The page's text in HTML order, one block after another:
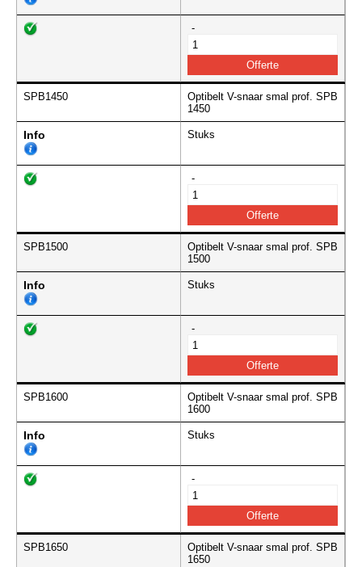
-
SPB1450
Optibelt V-snaar smal prof. SPB
1450
Info Stuks
-
SPB1500
Optibelt V-snaar smal prof. SPB
1500
Info Stuks
-
SPB1600
Optibelt V-snaar smal prof. SPB
1600
Info Stuks
-
SPB1650
Optibelt V-snaar smal prof. SPB
1650